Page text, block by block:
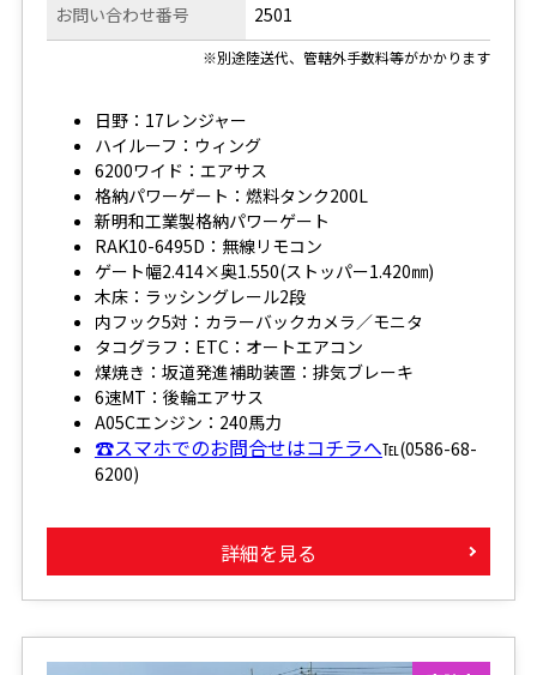
お問い合わせ番号 2501
※別途陸送代、管轄外手数料等がかかります
日野：17レンジャー
ハイルーフ：ウィング
6200ワイド：エアサス
格納パワーゲート：燃料タンク200L
新明和工業製格納パワーゲート
RAK10-6495D：無線リモコン
ゲート幅2.414×奥1.550(ストッパー1.420㎜)
木床：ラッシングレール2段
内フック5対：カラーバックカメラ／モニタ
タコグラフ：ETC：オートエアコン
煤焼き：坂道発進補助装置：排気ブレーキ
6速MT：後輪エアサス
A05Cエンジン：240馬力
☎スマホでのお問合せはコチラへ℡(0586-68-
6200)
詳細を見る